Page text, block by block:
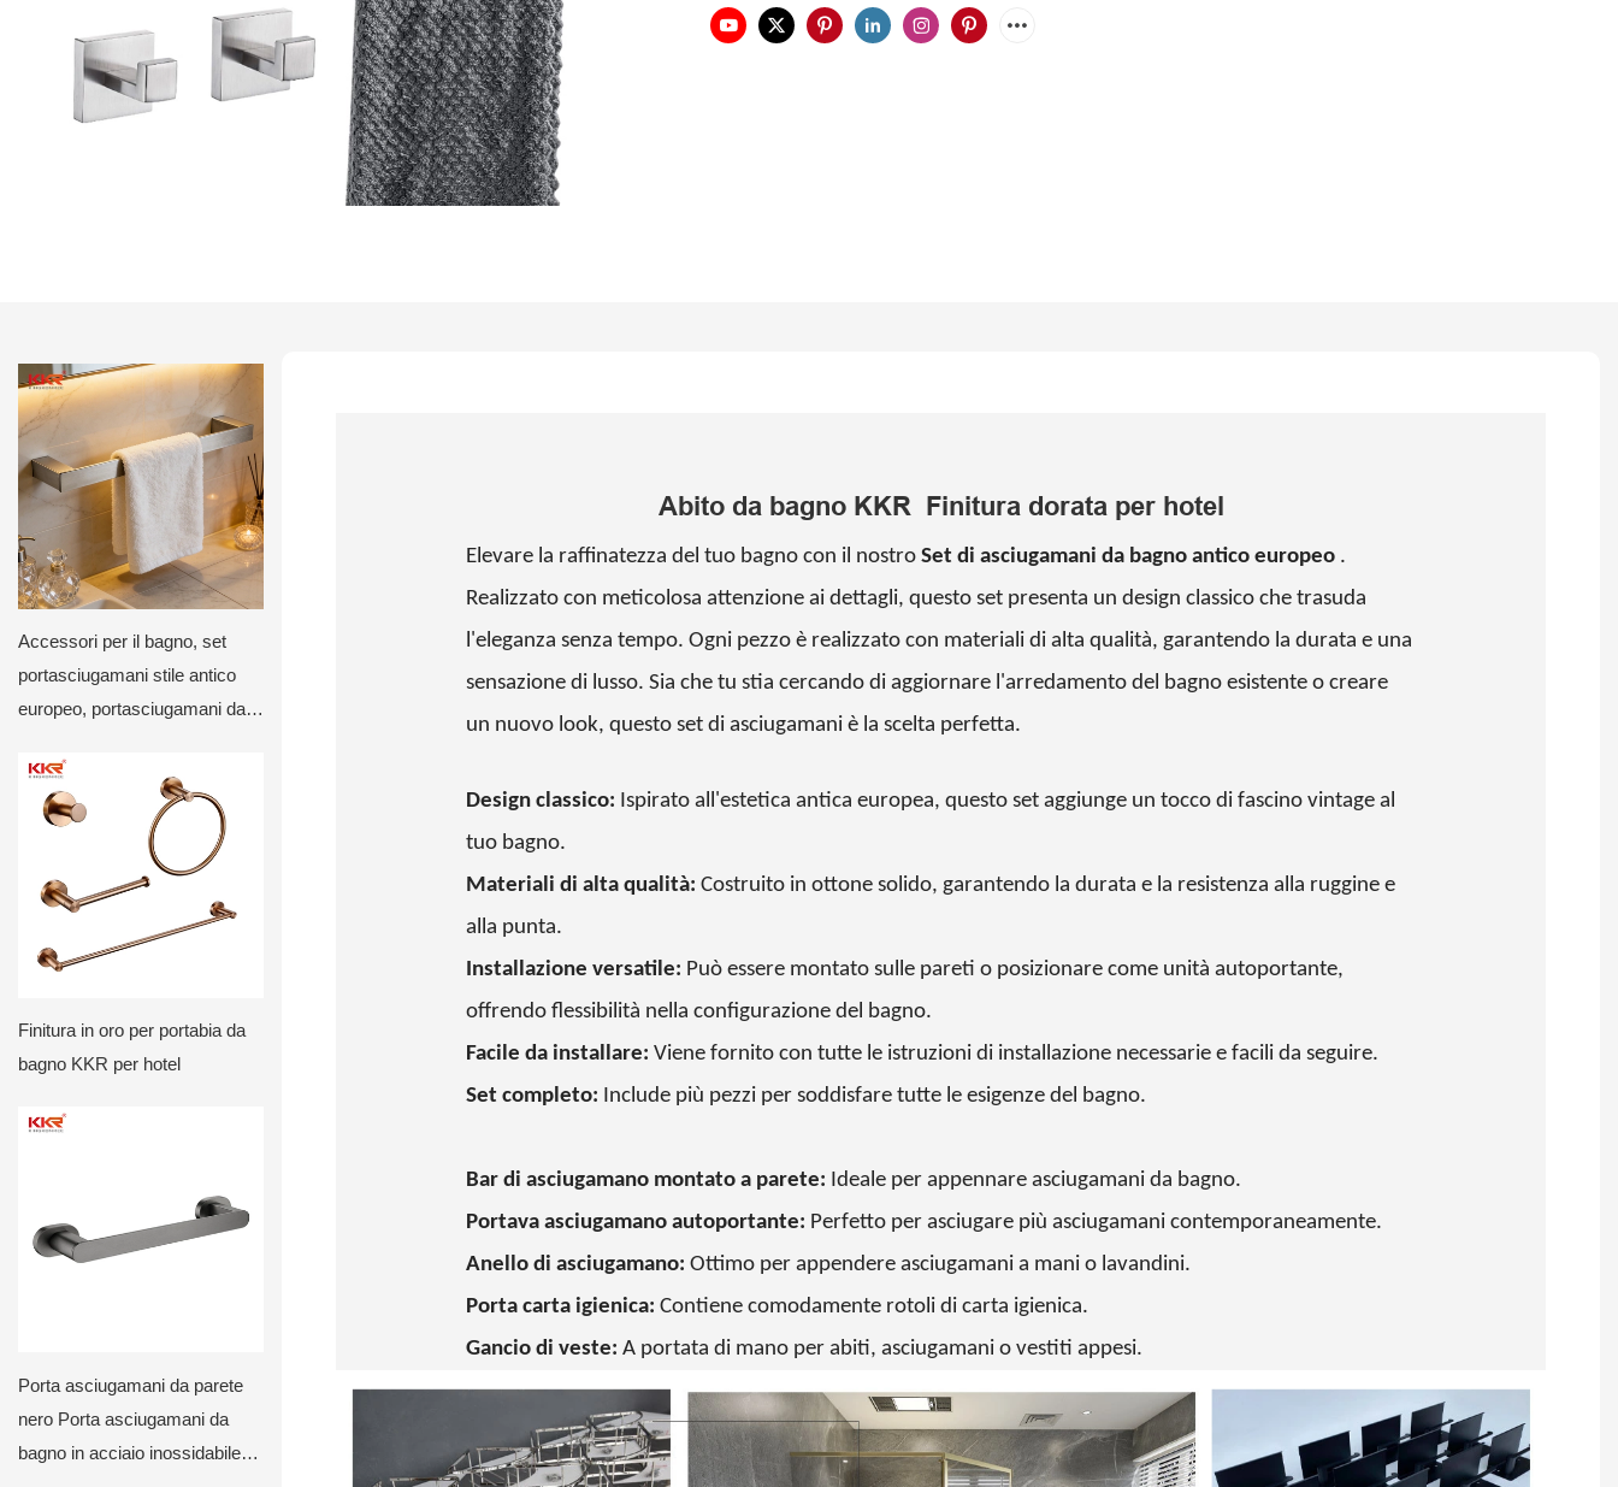
Accessori per il bagno, set
portasciugamani stile antico
europeo, portasciugamani da
Finitura in oro per portabia da
bagno KKR per hotel
Porta asciugamani da parete
nero Porta asciugamani da
bagno in acciaio inossidabile
Abito da bagno KKR Finitura dorata per hotel
Elevare la raffinatezza del tuo bagno con il nostro Set di asciugamani da bagno antico europeo .
Realizzato con meticolosa attenzione ai dettagli, questo set presenta un design classico che trasuda
l'eleganza senza tempo. Ogni pezzo è realizzato con materiali di alta qualità, garantendo la durata e una
sensazione di lusso. Sia che tu stia cercando di aggiornare l'arredamento del bagno esistente o creare
un nuovo look, questo set di asciugamani è la scelta perfetta.
Design classico: Ispirato all'estetica antica europea, questo set aggiunge un tocco di fascino vintage al
tuo bagno.
Materiali di alta qualità: Costruito in ottone solido, garantendo la durata e la resistenza alla ruggine e
alla punta.
Installazione versatile: Può essere montato sulle pareti o posizionare come unità autoportante,
offrendo flessibilità nella configurazione del bagno.
Facile da installare: Viene fornito con tutte le istruzioni di installazione necessarie e facili da seguire.
Set completo: Include più pezzi per soddisfare tutte le esigenze del bagno.
Bar di asciugamano montato a parete: Ideale per appennare asciugamani da bagno.
Portava asciugamano autoportante: Perfetto per asciugare più asciugamani contemporaneamente.
Anello di asciugamano: Ottimo per appendere asciugamani a mani o lavandini.
Porta carta igienica: Contiene comodamente rotoli di carta igienica.
Gancio di veste: A portata di mano per abiti, asciugamani o vestiti appesi.